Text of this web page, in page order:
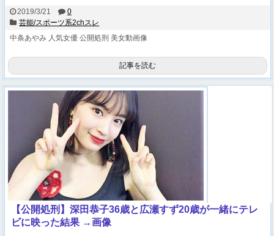
2019/3/21
0
芸能/スポーツ系2chスレ
中条あやみ 人気女優 公開処刑 美女動画像
記事を読む
【公開処刑】深田恭子36歳と広瀬すず20歳が一緒にテレ
ビに映った結果 →画像